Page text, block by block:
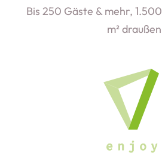
Bis 250 Gäste & mehr,
m² draußen